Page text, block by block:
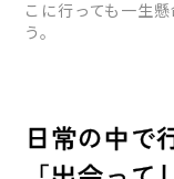
こに行っても一生
う。
日常の中で